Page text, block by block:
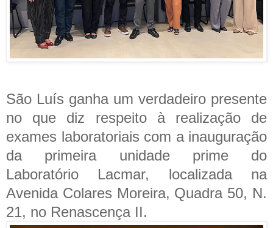
São Luís ganha um verdadeiro presente
no que diz respeito à realização de
exames laboratoriais com a inauguração
da primeira unidade prime do
Laboratório Lacmar, localizada na
Avenida Colares Moreira, Quadra 50, N.
21, no Renascença II.